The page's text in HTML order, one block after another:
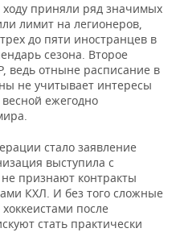
ходу приняли ряд значимых
лимит на легионеров,
до пяти иностранцев в
сезона. Второе
ведь отныне расписание в
не учитывает интересы
ежегодно
стало заявление
выступила с
признают контракты
КХЛ. И без того сложные
после
стать практически